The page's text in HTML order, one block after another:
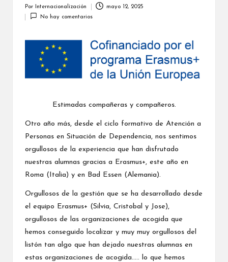
por
Por Internacionalización
mayo 12, 2025
No hay comentarios
Estimadas compañeras y compañeros.
Otro año más, desde el ciclo formativo de Atención a
Personas en Situación de Dependencia, nos sentimos
orgullosos de la experiencia que han disfrutado
nuestras alumnas gracias a Erasmus+, este año en
Roma (Italia) y en Bad Essen (Alemania).
Orgullosos de la gestión que se ha desarrollado desde
el equipo Erasmus+ (Silvia, Cristobal y Jose),
orgullosos de las organizaciones de acogida que
hemos conseguido localizar y muy muy orgullosos del
listón tan algo que han dejado nuestras alumnas en
estas organizaciones de acogida….. lo que hemos